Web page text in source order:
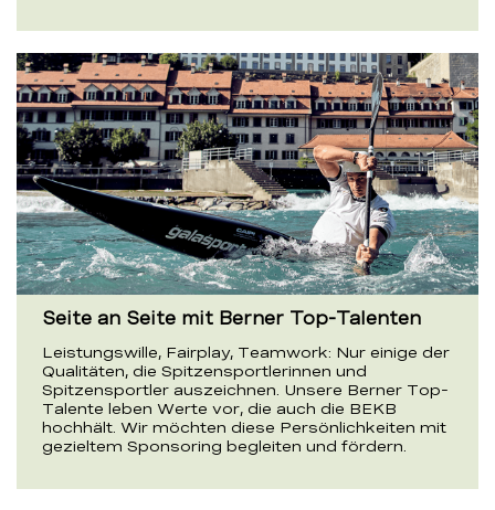
Seite an Seite mit Berner Top-Talenten
Leistungswille, Fairplay, Teamwork: Nur einige der
Qualitäten, die Spitzensportlerinnen und
Spitzensportler auszeichnen. Unsere Berner Top-
Talente leben Werte vor, die auch die BEKB
hochhält. Wir möchten diese Persönlichkeiten mit
gezieltem Sponsoring begleiten und fördern.